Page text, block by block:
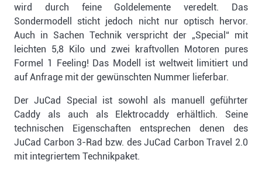
wird durch feine Goldelemente veredelt. Das
Sondermodell sticht jedoch nicht nur optisch hervor.
Auch in Sachen Technik verspricht der „Special“ mit
leichten 5,8 Kilo und zwei kraftvollen Motoren pures
Formel 1 Feeling! Das Modell ist weltweit limitiert und
auf Anfrage mit der gewünschten Nummer lieferbar.
Der JuCad Special ist sowohl als manuell geführter
Caddy als auch als Elektrocaddy erhältlich. Seine
technischen Eigenschaften entsprechen denen des
JuCad Carbon 3-Rad bzw. des JuCad Carbon Travel 2.0
mit integriertem Technikpaket.